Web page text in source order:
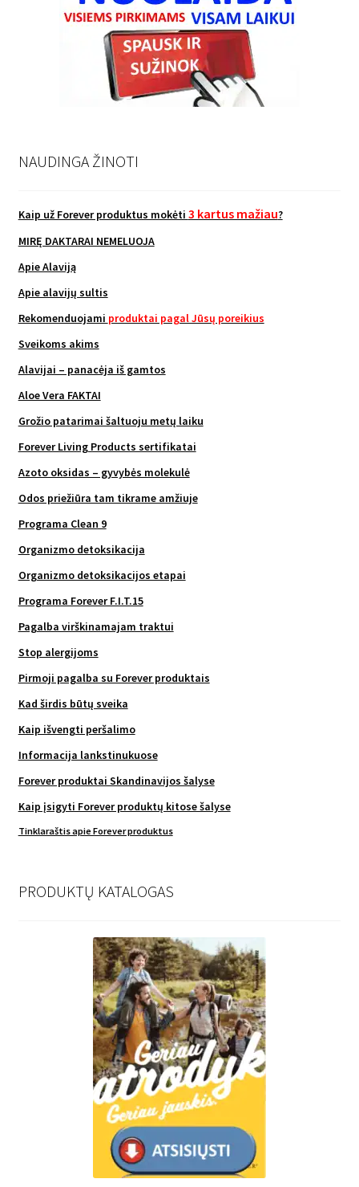
NAUDINGA ŽINOTI
Kaip už Forever produktus mokėti 3 kartus mažiau?
MIRĘ DAKTARAI NEMELUOJA
Apie Alaviją
Apie alavijų sultis
Rekomenduojami produktai pagal Jūsų poreikius
Sveikoms akims
Alavijai – panacėja iš gamtos
Aloe Vera FAKTAI
Grožio patarimai šaltuoju metų laiku
Forever Living Products sertifikatai
Azoto oksidas – gyvybės molekulė
Odos priežiūra tam tikrame amžiuje
Programa Clean 9
Organizmo detoksikacija
Organizmo detoksikacijos etapai
Programa Forever F.I.T.15
Pagalba virškinamajam traktui
Stop alergijoms
Pirmoji pagalba su Forever produktais
Kad širdis būtų sveika
Kaip išvengti peršalimo
Informacija lankstinukuose
Forever produktai Skandinavijos šalyse
Kaip įsigyti Forever produktų kitose šalyse
Tinklaraštis apie Forever produktus
PRODUKTŲ KATALOGAS